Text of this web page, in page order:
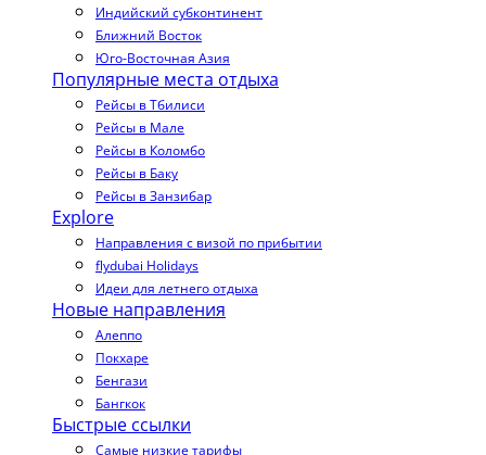
Индийский субконтинент
Ближний Восток
Юго-Восточная Азия
Популярные места отдыха
Рейсы в Тбилиси
Рейсы в Мале
Рейсы в Коломбо
Рейсы в Баку
Рейсы в Занзибар
Explore
Направления с визой по прибытии
flydubai Holidays
Идеи для летнего отдыха
Новые направления
Алеппо
Покхаре
Бенгази
Бангкок
Быстрые ссылки
Самые низкие тарифы